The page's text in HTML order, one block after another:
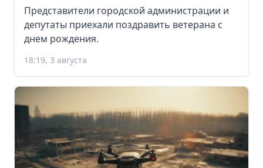
Представители городской администрации и
депутаты приехали поздравить ветерана с
днем рождения.
18:19, 3 августа